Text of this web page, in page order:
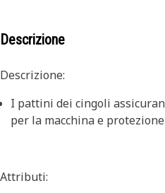
Descrizione
Descrizione:
I pattini dei cingoli
per la macchina e
Attributi: